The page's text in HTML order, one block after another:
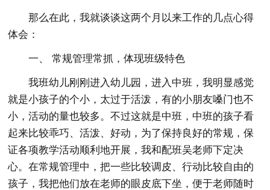
那么在此，我就谈谈这两个月以来工作的几点心得
体会：
一、 常规管理常抓，体现班级特色
我班幼儿刚刚进入幼儿园，进入中班，我明显感觉
就是小孩子的个小，太过于活泼，有的小朋友嗓门也不
小，活动的量也较多。不过这就是中班，中班的孩子看
起来比较乖巧、活泼、好动，为了保持良好的常规，保
证各项教学活动顺利地开展，我和配班吴老师下定决
心。在常规管理中，把一些比较调皮、行动比较自由的
孩子，我把他们放在老师的眼皮底下坐，便于老师随时